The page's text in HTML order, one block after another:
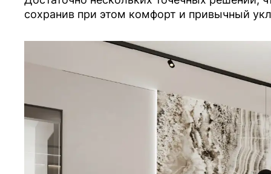
сохранив при этом комфорт и привычный